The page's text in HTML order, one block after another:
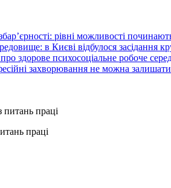
рівні можливості
в Києві відбулося засідання
здорове психосоціальне робоче
захворювання не можна
праці